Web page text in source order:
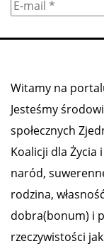
Witamy na
Jesteśmy
społecznych
Koalicji dla Życia
naród,
rodzina,
dobra(bonum) i
rzeczywistości